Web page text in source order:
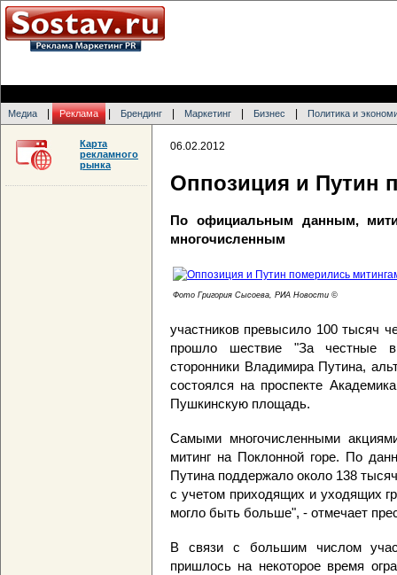
Медиа Реклама Брендинг Маркетинг Бизнес Политика и
06.02.2012
Оппозиция и Путин
По официальным данным,
многочисленным
Фото Григория Сысоева, РИА Новости ©
участников превысило 100 тысяч
прошло шествие "За честные
сторонники Владимира Путина,
состоялся на проспекте
Пушкинскую площадь.
Самыми многочисленными
митинг на Поклонной горе. По
Путина поддержало около 138
с учетом приходящих и уходящих
могло быть больше", - отмечает
В связи с большим числом
пришлось на некоторое время
Карта
рекламного
рынка